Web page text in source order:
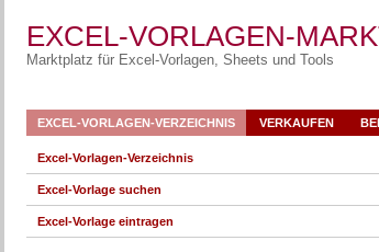
EXCEL-VORLAGEN-
Marktplatz für Excel-Vorlagen, Sheets und Tools
EXCEL-VORLAGEN-VERZEICHNIS VERKAUFEN
Excel-Vorlagen-Verzeichnis
Excel-Vorlage suchen
Excel-Vorlage eintragen